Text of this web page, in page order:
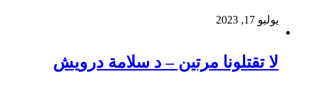
يوليو 17, 2023
لا تقتلونا مرتين – د سلامة درويش